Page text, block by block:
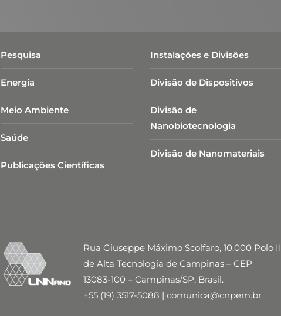
Pesquisa
Energia
Meio Ambiente
Saúde
Publicações Científicas
Instalações e Divisões
Divisão de Dispositivos
Divisão de
Nanobiotecnologia​
Divisão de Nanomateriais
Rua Giuseppe Máximo Scolfaro, 10.000 Polo II
de Alta Tecnologia de Campinas – CEP
13083-100 – Campinas/SP, Brasil.
+55 (19) 3517-5088 | comunica@cnpem.br